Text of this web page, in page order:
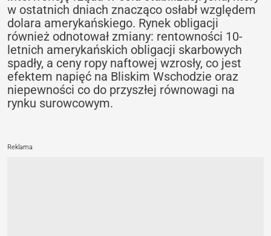
w ostatnich dniach znacząco osłabł względem
dolara amerykańskiego. Rynek obligacji
również odnotował zmiany: rentowności 10-
letnich amerykańskich obligacji skarbowych
spadły, a ceny ropy naftowej wzrosły, co jest
efektem napięć na Bliskim Wschodzie oraz
niepewności co do przyszłej równowagi na
rynku surowcowym.
Reklama